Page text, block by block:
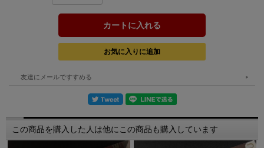
友達にメールですすめる
この商品を購入した人は他にこの商品も購入しています